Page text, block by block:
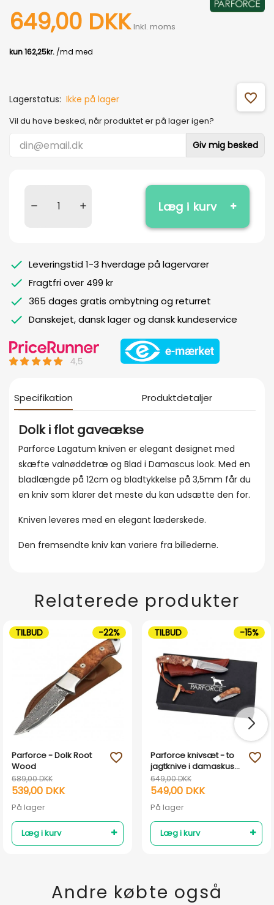
649,00 DKK Inkl. moms
Lagerstatus: Ikke på lager favorite_outline
Vil du have besked, når produktet er på lager igen?
Giv mig besked
Læg i kurv
Leveringstid 1-3 hverdage på lagervarer
Fragtfri over 499 kr
365 dages gratis ombytning og returret
Danskejet, dansk lager og dansk kundeservice
Specifikation Produktdetaljer
Dolk i flot gaveækse
Parforce Lagatum kniven er elegant designet med
skæfte valnøddetræ og Blad i Damascus look. Med en
bladlængde på 12cm og bladtykkelse på 3,5mm får du
en kniv som klarer det meste du kan udsætte den for.
Kniven leveres med en elegant læderskede.
Den fremsendte kniv kan variere fra billederne.
Relaterede produkter
Parforce - Dolk Root
Wood
689,00 DKK
539,00 DKK
På lager
Læg i kurv
favorite_outline
TILBUD -22%
Parforce knivsæt - to
jagtknive i damaskus
style stål.
649,00 DKK
549,00 DKK
På lager
Læg i kurv
favorite_outline
TILBUD -15%
Andre købte også